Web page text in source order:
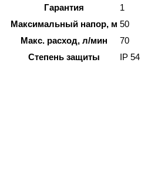
Гарантия
1
Максимальный напор, м 50
Макс. расход, л/мин
70
Степень защиты
IP 54